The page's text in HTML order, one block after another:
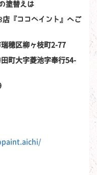
塗替えは
『ココペイント』へご
穂区柳ヶ枝町2-77
町大字菱池字奉行54-